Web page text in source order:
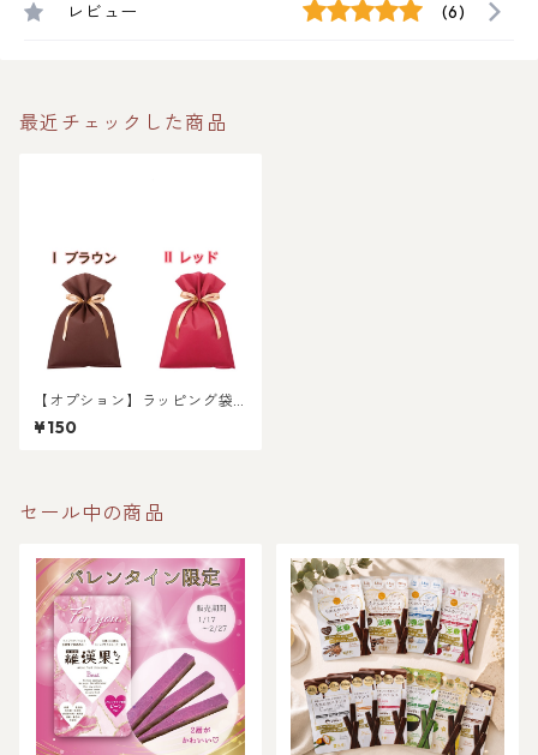
レビュー (6)
最近チェックした商品
【オプション】ラッピング袋
（不織布）
¥150
セール中の商品